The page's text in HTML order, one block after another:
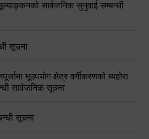
सार्वजनिक सुनुवाई सम्बन्धी
सूचना
भूउपयोग क्षेत्र वर्गीकरणको ब्यहोरा
सार्वजनिक सूचना
सूचना